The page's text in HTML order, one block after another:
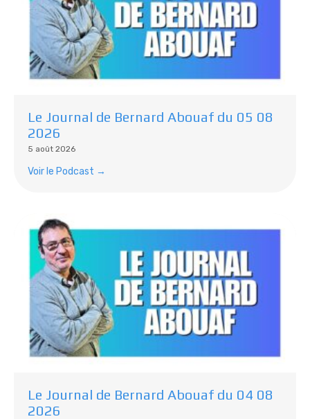
Le Journal de Bernard Abouaf du 05 08
2026
5 août 2026
Voir le Podcast →
Le Journal de Bernard Abouaf du 04 08
2026